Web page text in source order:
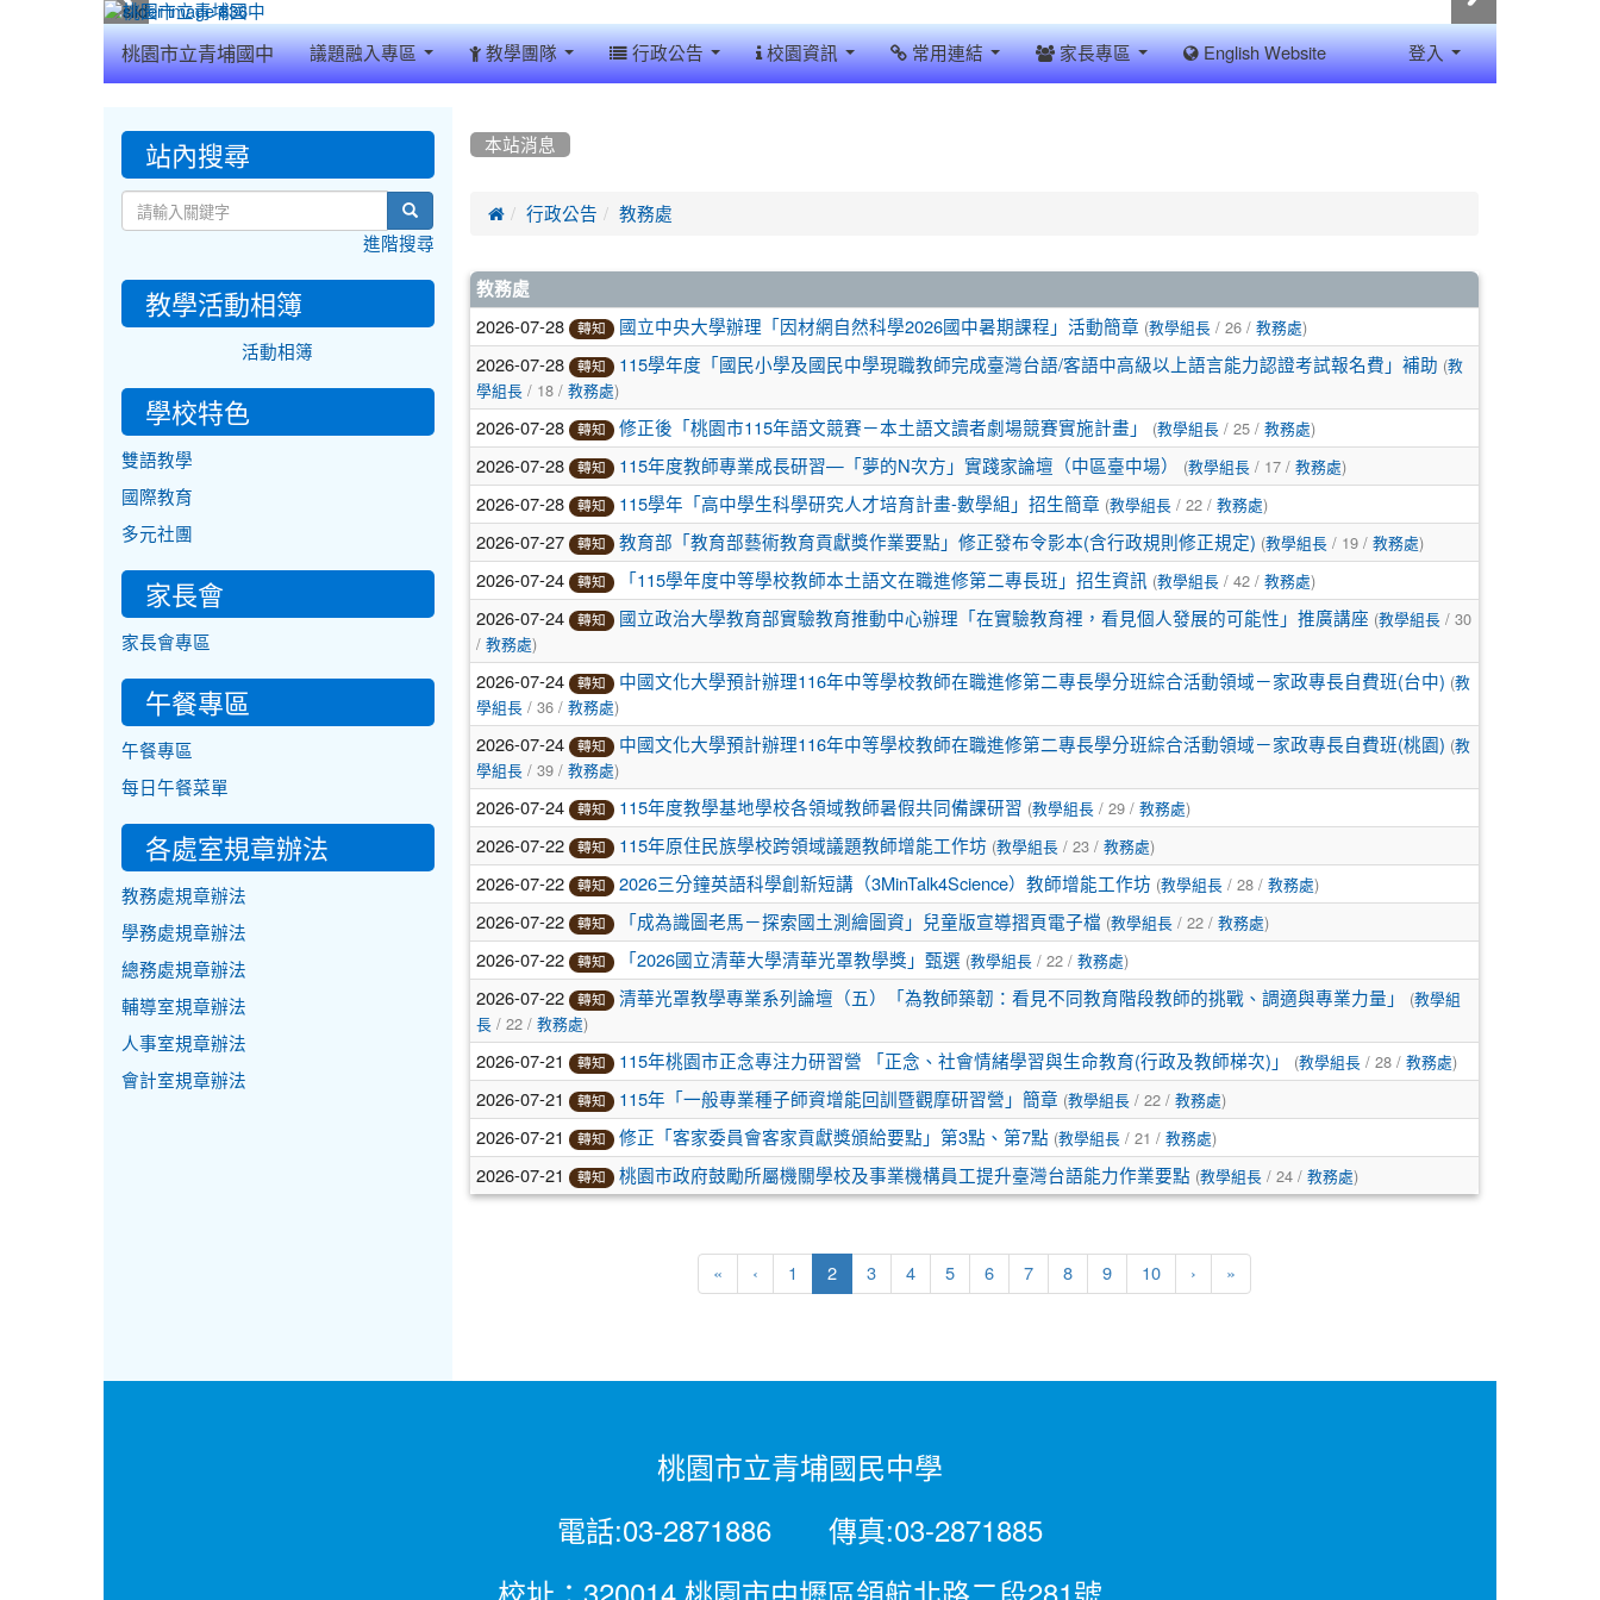
桃園市立青埔國中 議題融入專區 教學團隊 行政公告 校園資訊 常用連結 家長專區 English Website 登入
本站消息
 行政公告 教務處
文
章
列
表
教務處
2026-07-28 轉知 國立中央大學辦理「因材網自然科學2026國中暑期課程」活動簡章 (教學組長/ 26 / 教務處)
2026-07-28 轉知 115學年度「國民小學及國民中學現職教師完成臺灣台語/客語中高級以上語言能力認證考試報名費」補助 (教
學組長/ 18 / 教務處)
2026-07-28 轉知 修正後「桃園市115年語文競賽－本土語文讀者劇場競賽實施計畫」 (教學組長/ 25 / 教務處)
2026-07-28 轉知 115年度教師專業成長研習—「夢的N次方」實踐家論壇（中區臺中場） (教學組長/ 17 / 教務處)
2026-07-28 轉知 115學年「高中學生科學研究人才培育計畫-數學組」招生簡章 (教學組長/ 22 / 教務處)
2026-07-27 轉知 教育部「教育部藝術教育貢獻獎作業要點」修正發布令影本(含行政規則修正規定) (教學組長/ 19 / 教務處)
2026-07-24 轉知 「115學年度中等學校教師本土語文在職進修第二專長班」招生資訊 (教學組長/ 42 / 教務處)
2026-07-24 轉知 國立政治大學教育部實驗教育推動中心辦理「在實驗教育裡，看見個人發展的可能性」推廣講座 (教學組長/ 30
/ 教務處)
2026-07-24 轉知 中國文化大學預計辦理116年中等學校教師在職進修第二專長學分班綜合活動領域－家政專長自費班(台中) (教
學組長/ 36 / 教務處)
2026-07-24 轉知 中國文化大學預計辦理116年中等學校教師在職進修第二專長學分班綜合活動領域－家政專長自費班(桃園) (教
學組長/ 39 / 教務處)
2026-07-24 轉知 115年度教學基地學校各領域教師暑假共同備課研習 (教學組長/ 29 / 教務處)
2026-07-22 轉知 115年原住民族學校跨領域議題教師增能工作坊 (教學組長/ 23 / 教務處)
2026-07-22 轉知 2026三分鐘英語科學創新短講（3MinTalk4Science）教師增能工作坊 (教學組長/ 28 / 教務處)
2026-07-22 轉知 「成為識圖老馬－探索國土測繪圖資」兒童版宣導摺頁電子檔 (教學組長/ 22 / 教務處)
2026-07-22 轉知 「2026國立清華大學清華光罩教學獎」甄選 (教學組長/ 22 / 教務處)
2026-07-22 轉知 清華光罩教學專業系列論壇（五）「為教師築韌：看見不同教育階段教師的挑戰、調適與專業力量」 (教學組
長/ 22 / 教務處)
2026-07-21 轉知 115年桃園市正念專注力研習營 「正念、社會情緒學習與生命教育(行政及教師梯次)」 (教學組長/ 28 / 教務處)
2026-07-21 轉知 115年「一般專業種子師資增能回訓暨觀摩研習營」簡章 (教學組長/ 22 / 教務處)
2026-07-21 轉知 修正「客家委員會客家貢獻獎頒給要點」第3點、第7點 (教學組長/ 21 / 教務處)
2026-07-21 轉知 桃園市政府鼓勵所屬機關學校及事業機構員工提升臺灣台語能力作業要點 (教學組長/ 24 / 教務處)
« ‹ 1 2(current)
3 4 5 6 7 8 9 10 › »
::: 站內搜尋
search
進階搜尋
教學活動相簿
活動相簿
學校特色
雙語教學
國際教育
多元社團
家長會
家長會專區
午餐專區
午餐專區
每日午餐菜單
各處室規章辦法
教務處規章辦法
學務處規章辦法
總務處規章辦法
輔導室規章辦法
人事室規章辦法
會計室規章辦法
桃園市立青埔國民中學
電話:03-2871886 傳真:03-2871885